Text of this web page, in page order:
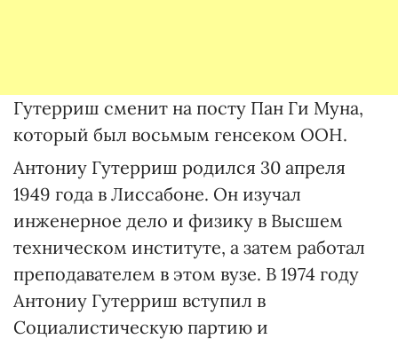
Гутерриш сменит на посту Пан Ги Муна,
который был восьмым генсеком ООН.
Антониу Гутерриш родился 30 апреля
1949 года в Лиссабоне. Он изучал
инженерное дело и физику в Высшем
техническом институте, а затем работал
преподавателем в этом вузе. В 1974 году
Антониу Гутерриш вступил в
Социалистическую партию и